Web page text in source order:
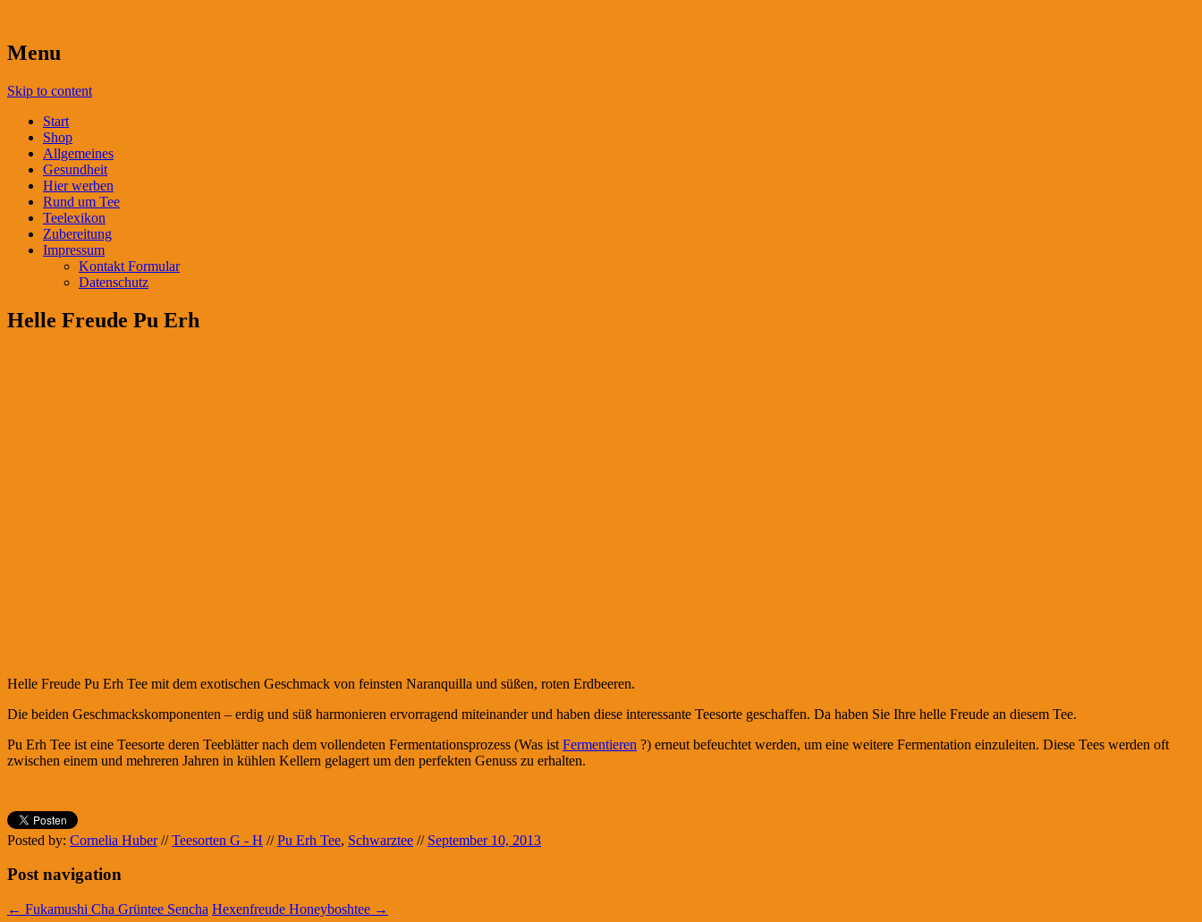
Menu
Skip to content
Start
Shop
Allgemeines
Gesundheit
Hier werben
Rund um Tee
Teelexikon
Zubereitung
Impressum
Kontakt Formular
Datenschutz
Helle Freude Pu Erh
Helle Freude Pu Erh Tee mit dem exotischen Geschmack von feinsten Naranquilla und süßen, roten Erdbeeren.
Die beiden Geschmackskomponenten – erdig und süß harmonieren ervorragend miteinander und haben diese interessante Teesorte geschaffen. Da haben Sie Ihre helle Freude an diesem Tee.
Pu Erh Tee ist eine Teesorte deren Teeblätter nach dem vollendeten Fermentationsprozess (Was ist Fermentieren ?) erneut befeuchtet werden, um eine weitere Fermentation einzuleiten. Diese Tees werden oft
zwischen einem und mehreren Jahren in kühlen Kellern gelagert um den perfekten Genuss zu erhalten.
Posted by: Cornelia Huber // Teesorten G - H // Pu Erh Tee, Schwarztee // September 10, 2013
Post navigation
← Fukamushi Cha Grüntee Sencha Hexenfreude Honeyboshtee →